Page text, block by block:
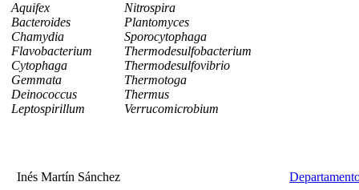
Aquifex
Bacteroides
Chamydia
Flavobacterium
Cytophaga
Gemmata
Deinococcus
Leptospirillum
Nitrospira
Plantomyces
Sporocytophaga
Thermodesulfobacterium
Thermodesulfovibrio
Thermotoga
Thermus
Verrucomicrobium
Inés Martín Sánchez